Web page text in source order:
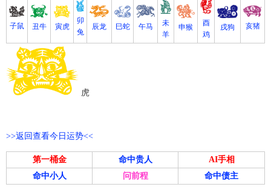
子鼠 丑牛 寅虎
卯
兔
辰龙 巳蛇 午马
未
羊
申猴
酉
鸡
戌狗 亥猪
虎
>>返回查看今日运势<<
第一桶金 命中贵人
AI手相
命中小人
问前程 命中债主